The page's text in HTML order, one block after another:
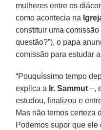
mulheres entre os
como acontecia na
constituir uma
questão?”), o papa
comissão para estudar
“Pouquíssimo tempo
explica a Ir. Sammut –,
estudou, finalizou e
Mas não temos certeza
Podemos supor que